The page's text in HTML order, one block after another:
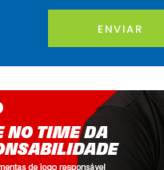
ENVIAR